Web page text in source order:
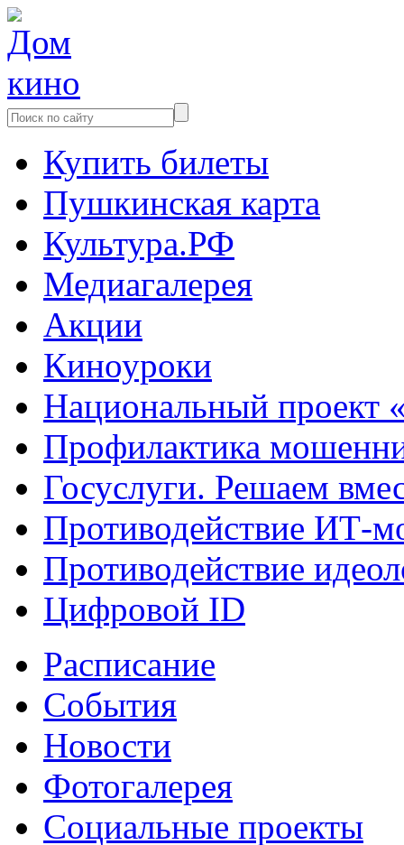
Купить билеты
Пушкинская карта
Культура.РФ
Медиагалерея
Акции
Киноуроки
Национальный проект
Профилактика
Госуслуги. Решаем
Противодействие ИТ-
Противодействие
Цифровой ID
Расписание
События
Новости
Фотогалерея
Социальные проекты